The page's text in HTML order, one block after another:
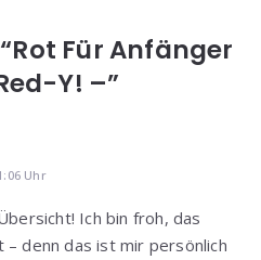
Für Anfänger
Y! –”
Uhr
Ich bin froh, das
– denn das ist mir persönlich